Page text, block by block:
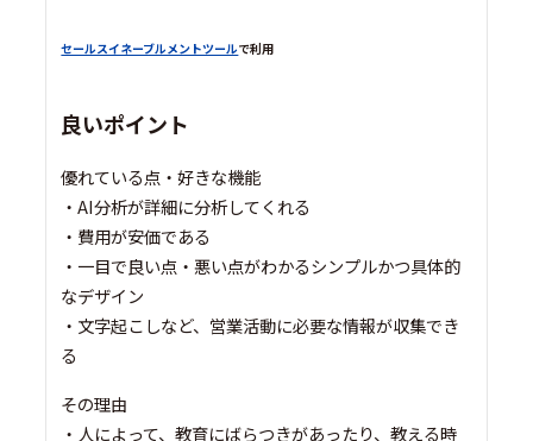
セールスイネーブルメントツールで利用
良いポイント
優れている点・好きな機能
・AI分析が詳細に分析してくれる
・費用が安価である
・一目で良い点・悪い点がわかるシンプルかつ具体的
なデザイン
・文字起こしなど、営業活動に必要な情報が収集でき
る
その理由
・人によって、教育にばらつきがあったり、教える時